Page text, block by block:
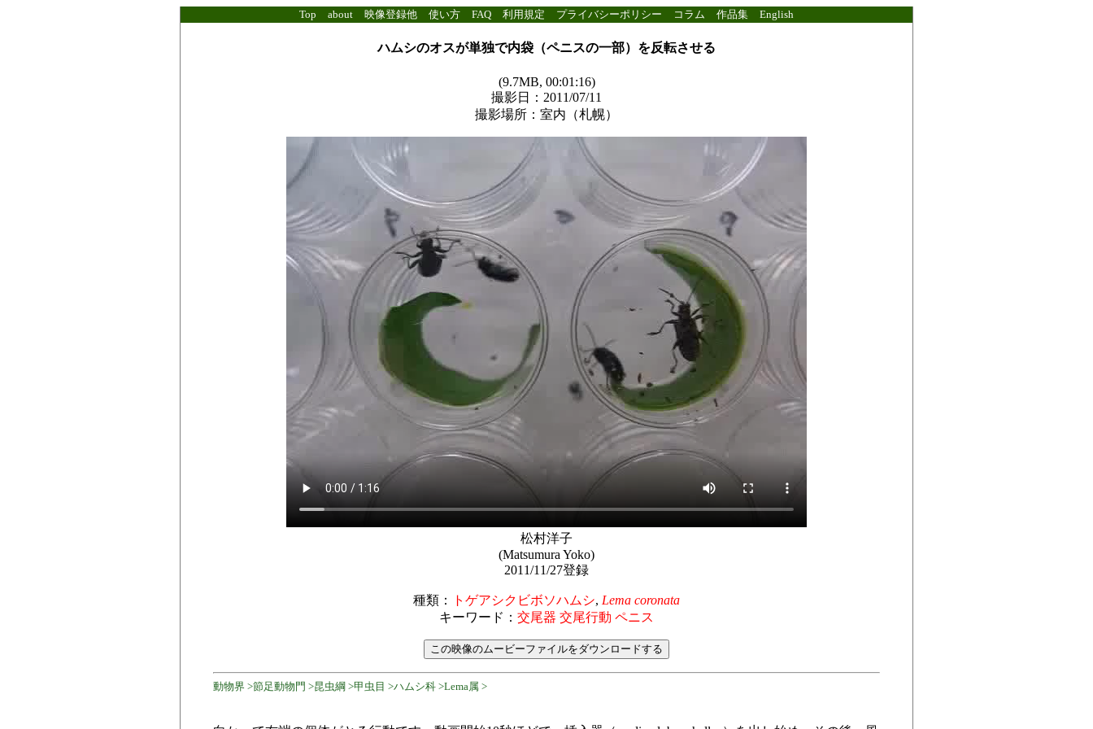
Top about 映像登録他 使い方 FAQ 利用規定 プライバシーポリシー コラム 作品集 English
ハムシのオスが単独で内袋（ペニスの一部）を反転させる
(9.7MB, 00:01:16)
撮影日：2011/07/11
撮影場所：室内（札幌）
松村洋子
(Matsumura Yoko)
2011/11/27登録
種類： トゲアシクビボソハムシ, Lema coronata
キーワード： 交尾器 交尾行動 ペニス
動物界 >節足動物門 >昆虫綱 >甲虫目 >ハムシ科 >Lema属 >